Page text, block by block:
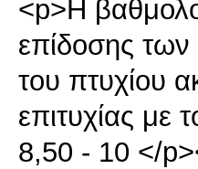
<p>Η
επίδοσης των
του πτυχίου
επιτυχίας με
8,50 - 10 </